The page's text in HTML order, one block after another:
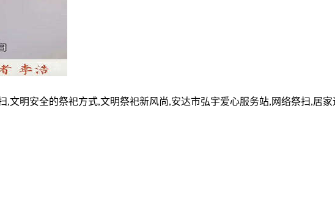
,文明安全的祭祀方式,文明祭祀新风尚,安达市弘宇爱心服务站,网络祭扫,居